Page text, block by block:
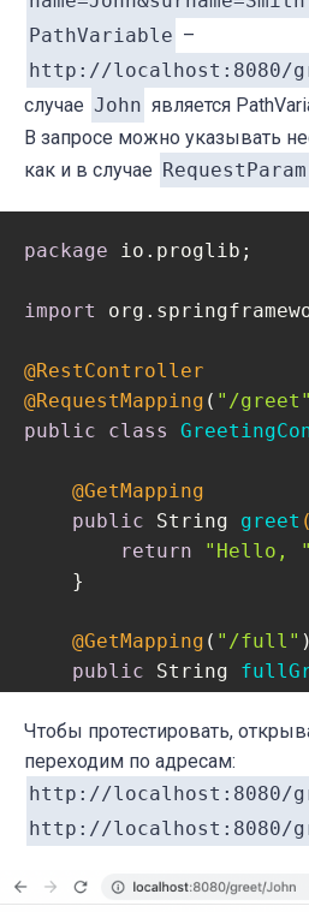
PathVariable –
http://localhost:8080/
случае John является
В запросе можно указывать
как и в случае RequestParam
package io.proglib;
import
@RestController
@RequestMapping ( "/greet"
public
class
@GetMapping
public String greet
return
"Hello, "
    }
@GetMapping ( "/full" )
public String
    }
@GetMapping("/
public String
return "Hello,
    }
Чтобы протестировать,
переходим по адресам:
http://localhost:8080/
http://localhost:8080/